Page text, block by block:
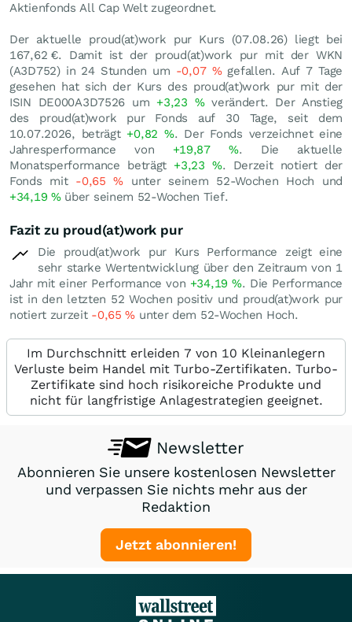
Aktienfonds All Cap Welt zugeordnet.
Der aktuelle proud(at)work pur Kurs (07.08.26) liegt bei
167,62 €. Damit ist der proud(at)work pur mit der WKN
(A3D752) in 24 Stunden um -0,07 %gefallen. Auf 7 Tage
gesehen hat sich der Kurs des proud(at)work pur mit der
ISIN DE000A3D7526 um +3,23 %verändert. Der Anstieg
des proud(at)work pur Fonds auf 30 Tage, seit dem
10.07.2026, beträgt +0,82 %. Der Fonds verzeichnet eine
Jahresperformance von +19,87%. Die aktuelle
Monatsperformance beträgt +3,23 %. Derzeit notiert der
Fonds mit -0,65% unter seinem 52-Wochen Hoch und
+34,19 %über seinem 52-Wochen Tief.
Fazit zu proud(at)work pur
Die proud(at)work pur Kurs Performance zeigt eine
sehr starke Wertentwicklung über den Zeitraum von 1
Jahr mit einer Performance von +34,19%. Die Performance
ist in den letzten 52 Wochen positiv und proud(at)work pur
notiert zurzeit -0,65% unter dem 52-Wochen Hoch.
Im Durchschnitt erleiden 7 von 10 Kleinanlegern
Verluste beim Handel mit Turbo-Zertifikaten. Turbo-
Zertifikate sind hoch risikoreiche Produkte und
nicht für langfristige Anlagestrategien geeignet.
Newsletter
Abonnieren Sie unsere kostenlosen Newsletter
und verpassen Sie nichts mehr aus der
Redaktion
Jetzt abonnieren!